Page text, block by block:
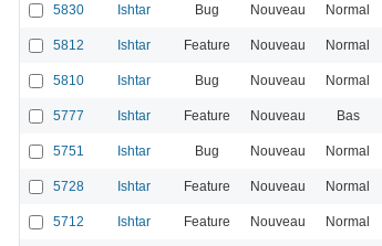
5830 Ishtar Bug Nouveau Normal
5812 Ishtar Feature Nouveau Normal
5810 Ishtar Bug Nouveau Normal
5777 Ishtar Feature Nouveau Bas
5751 Ishtar Bug Nouveau Normal
5728 Ishtar Feature Nouveau Normal
5712 Ishtar Feature Nouveau Normal